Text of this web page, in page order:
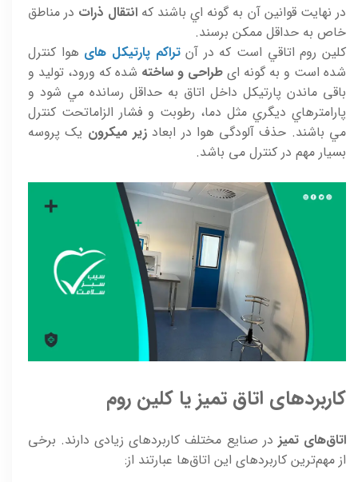
در نهايت قوانين آن به گونه اي باشند کهانتقال ذرات در مناطق
خاص به حداقل ممکن برسند.
کلين روم اتاقي است که در آنتراکم پارتيکل های هوا کنترل
شده است و به گونه ای طراحی و ساخته شده که ورود، توليد و
باقی ماندن پارتيکل داخل اتاق به حداقل رسانده مي شود و
پارامترهاي ديگري مثل دما، رطوبت و فشار الزاماتحت کنترل
مي باشند. حذف آلودگی هوا در ابعادزير ميکرون يک پروسه
بسيار مهم در کنترل می باشد.
کاربردهای اتاق تمیز یا کلین روم
اتاق‌های تمیز در صنایع مختلف کاربردهای زیادی دارند. برخی
از مهم‌ترین کاربردهای این اتاق‌ها عبارتند از: